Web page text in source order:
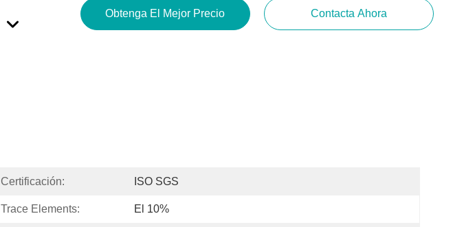
Obtenga El Mejor Precio Contacta Ahora
Certificación: ISO SGS
Trace Elements: El 10%